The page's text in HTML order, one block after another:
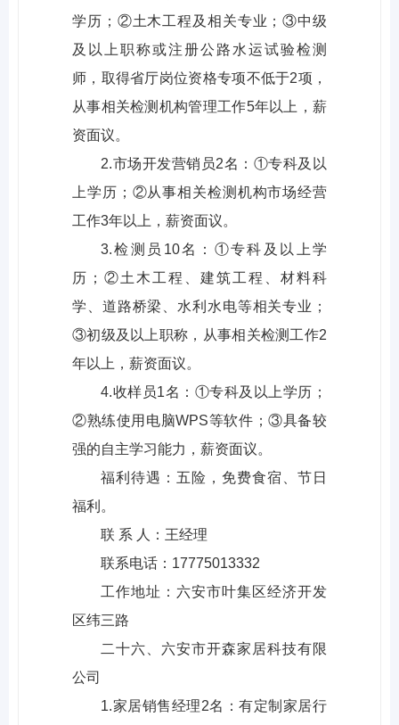
学历；②土木工程及相关专业；③中级
及以上职称或注册公路水运试验检测
师，取得省厅岗位资格专项不低于2项，
从事相关检测机构管理工作5年以上，薪
资面议。
2.市场开发营销员2名：①专科及以
上学历；②从事相关检测机构市场经营
工作3年以上，薪资面议。
3.检测员10名：①专科及以上学
历；②土木工程、建筑工程、材料科
学、道路桥梁、水利水电等相关专业；
③初级及以上职称，从事相关检测工作2
年以上，薪资面议。
4.收样员1名：①专科及以上学历；
②熟练使用电脑WPS等软件；③具备较
强的自主学习能力，薪资面议。
福利待遇：五险，免费食宿、节日
福利。
联 系 人：王经理
联系电话：17775013332
工作地址：六安市叶集区经济开发
区纬三路
二十六、六安市开森家居科技有限
公司
1.家居销售经理2名：有定制家居行